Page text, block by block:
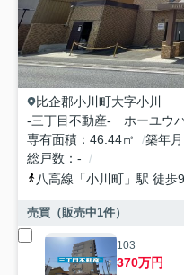
比企郡小川町大字小川
-三丁目不動産- ホーユウ
専有面積
46.44㎡ 築年月
総戸数
-
八高線 「小川町 」駅 徒歩
売買（販売中1件）
103
370万円